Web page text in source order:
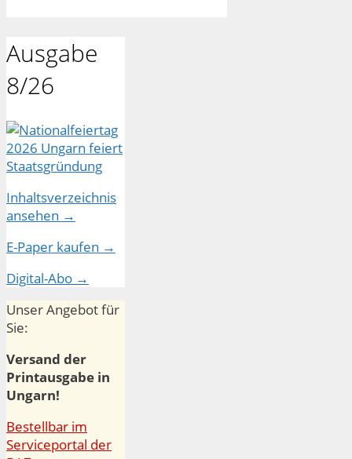
Ausgabe
8/26
Inhaltsverzeichnis
ansehen →
E-Paper kaufen →
Digital-Abo →
Unser Angebot für
Sie:
Versand der
Printausgabe in
Ungarn!
Bestellbar im
Serviceportal der